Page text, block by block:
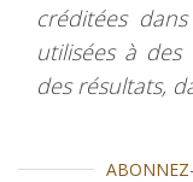
créditées
utilisées à
des résultats,